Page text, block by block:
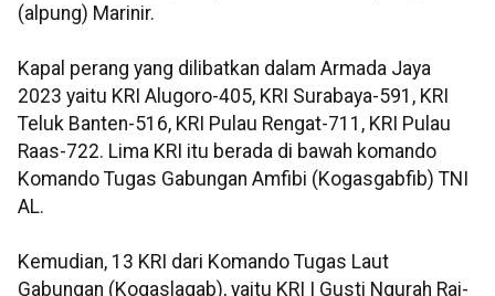
(alpung) Marinir.
Kapal perang yang dilibatkan dalam Armada Jaya
2023 yaitu KRI Alugoro-405, KRI Surabaya-591, KRI
Teluk Banten-516, KRI Pulau Rengat-711, KRI Pulau
Raas-722. Lima KRI itu berada di bawah komando
Komando Tugas Gabungan Amfibi (Kogasgabfib) TNI
AL.
Kemudian, 13 KRI dari Komando Tugas Laut
Gabungan (Kogaslagab), yaitu KRI I Gusti Ngurah Rai-